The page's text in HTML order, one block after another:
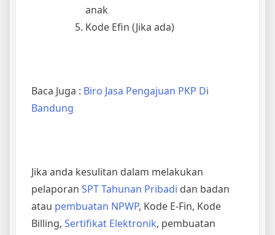
anak
Kode Efin (Jika ada)
Baca Juga : Biro Jasa Pengajuan PKP Di
Bandung
Jika anda kesulitan dalam melakukan
pelaporan SPT Tahunan Pribadi dan badan
atau pembuatan NPWP, Kode E-Fin, Kode
Billing, Sertifikat Elektronik, pembuatan